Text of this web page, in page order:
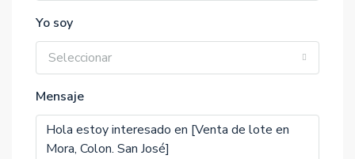
Yo soy
Seleccionar
Mensaje